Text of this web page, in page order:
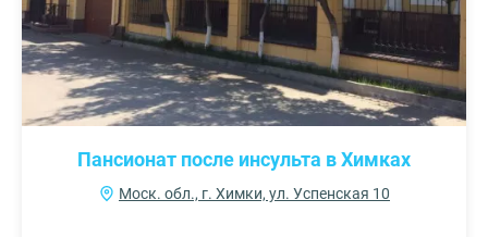
Пансионат после инсульта в Химках
Моск. обл., г. Химки, ул. Успенская 10